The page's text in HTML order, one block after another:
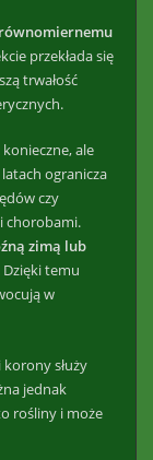
przekłada się
trwałość
ale
ogranicza
czy
chorobami.
zimą lub
temu
w
służy
jednak
rośliny i może